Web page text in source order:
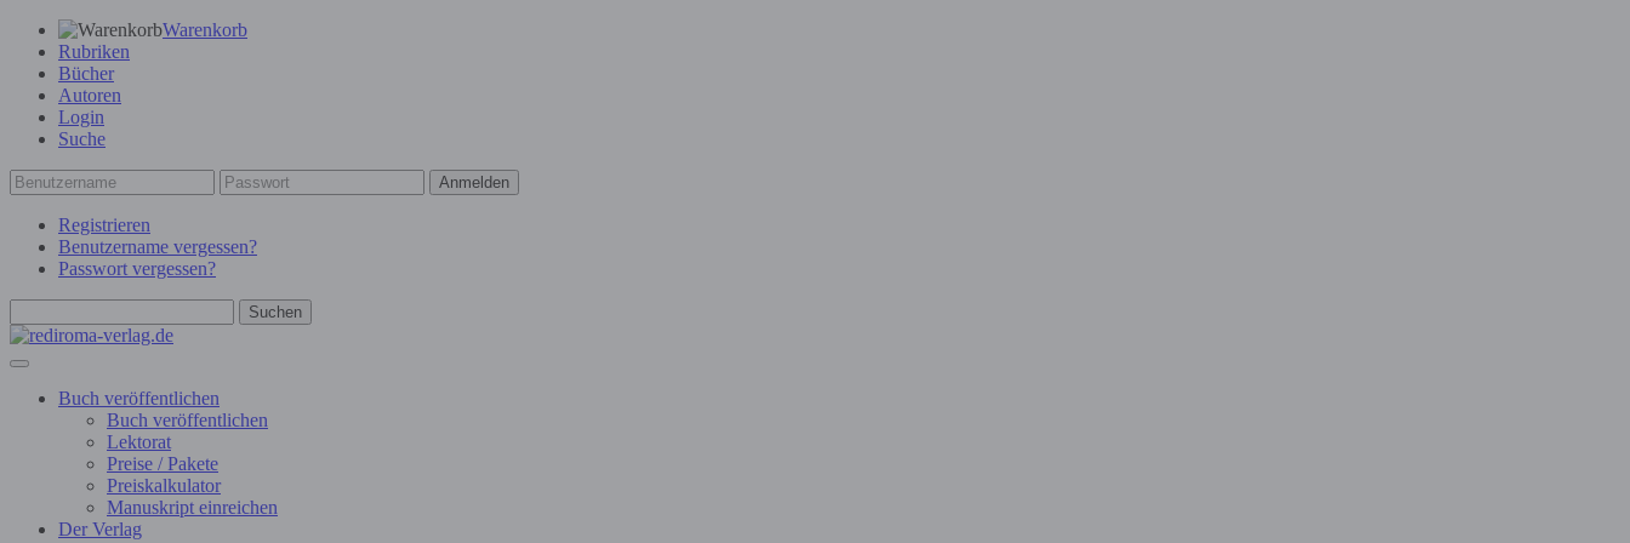
Warenkorb
Rubriken
Bücher
Autoren
Login
Suche
Anmelden
Registrieren
Benutzername vergessen?
Passwort vergessen?
Suchen
Buch veröffentlichen
Buch veröffentlichen
Lektorat
Preise / Pakete
Preiskalkulator
Manuskript einreichen
Der Verlag